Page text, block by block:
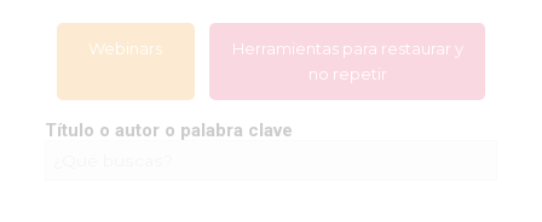
Webinars
Herramientas para restaurar y
no repetir
Título o autor o palabra clave